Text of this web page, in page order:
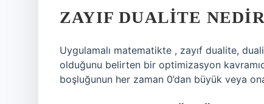
ZAYIF DUALITE
Uygulamalı matematikte , zayıf dualite,
olduğunu belirten bir optimizasyon
boşluğunun her zaman 0’dan büyük veya